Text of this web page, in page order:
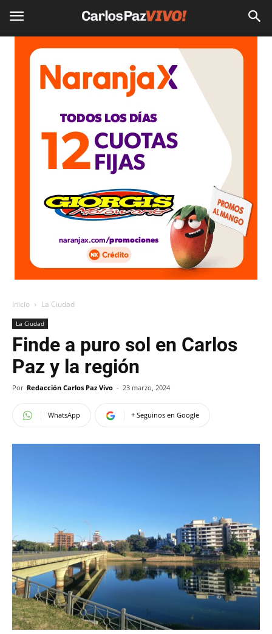
Inicio La Ciudad
La Ciudad
Finde a puro sol en Carlos
Paz y la región
Por Redacción Carlos Paz Vivo - 23 marzo, 2024
WhatsApp + Seguinos en Google